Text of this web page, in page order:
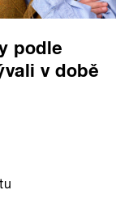
podle
v době